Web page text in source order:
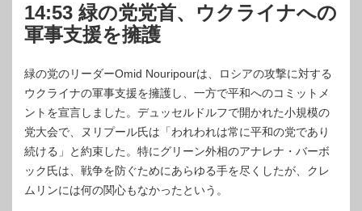
14:53 緑の党党首、ウクライナへの
軍事支援を擁護
緑の党のリーダーOmid Nouripourは、ロシアの攻撃に対する
ウクライナの軍事支援を擁護し、一方で平和へのコミットメ
ントを宣言しました。デュッセルドルフで開かれた小規模の
党大会で、ヌリプール氏は「われわれは常に平和の党であり
続ける」と約束した。特にグリーン外相のアナレナ・バーボ
ック氏は、戦争を防ぐためにあらゆる手を尽くしたが、クレ
ムリンには何の関心もなかったという。